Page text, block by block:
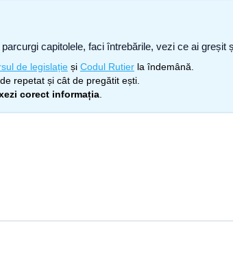
capitolele, faci întrebările, vezi ce ai
de legislație și Codul Rutier la îndemână.
repetat și cât de pregătit ești.
corect informația